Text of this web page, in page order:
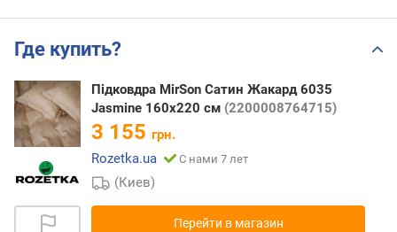
Где купить?
Підковдра MirSon Сатин Жакард 6035
Jasmine 160х220 см (2200008764715)
3 155 грн.
Rozetka.ua
С нами 7 лет
(Киев)
Перейти в магазин